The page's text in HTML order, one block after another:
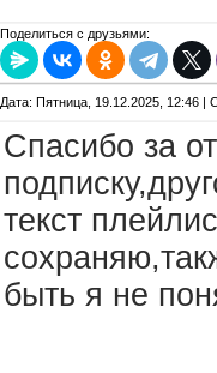
Поделиться с друзьями:
Дата: Пятница, 19.12.2025, 12:46 |
Спасибо за
текст
быть я не